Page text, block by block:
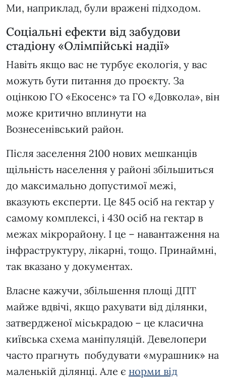
Ми, наприклад, були вражені підходом.
Соціальні ефекти від забудови
стадіону «Олімпійські надії»
Навіть якщо вас не турбує екологія, у вас
можуть бути питання до проєкту. За
оцінкою ГО «Екосенс» та ГО «Довкола», він
може критично вплинути на
Вознесенівський район.
Після заселення 2100 нових мешканців
щільність населення у районі збільшиться
до максимально допустимої межі,
вказують експерти. Це 845 осіб на гектар у
самому комплексі, і 430 осіб на гектар в
межах мікрорайону. І це – навантаження на
інфраструктуру, лікарні, тощо. Принаймні,
так вказано у документах.
Власне кажучи, збільшення площі ДПТ
майже вдвічі, якщо рахувати від ділянки,
затвердженої міськрадою – це класична
київська схема маніпуляцій. Девелопери
часто прагнуть побудувати «мурашник» на
маленькій ділянці. Але є норми від